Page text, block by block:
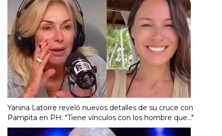
Yanina Latorre reveló nuevos detalles de su cruce con
Pampita en PH: "Tiene vínculos con los hombre que..."